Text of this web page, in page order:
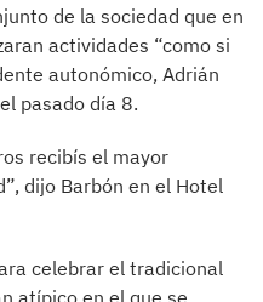
de la sociedad que en
actividades “como si
autonómico, Adrián
pasado día 8.
recibís el mayor
dijo Barbón en el Hotel
celebrar el tradicional
atípico en el que se